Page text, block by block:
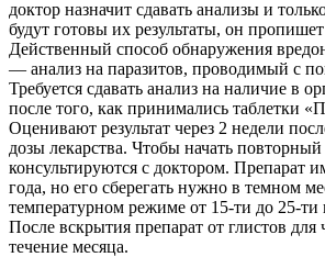
доктор назначит сдавать анализы и
будут готовы их результаты, он
Действенный способ обнаружения
— анализ на паразитов, проводимый с
Требуется сдавать анализ на наличие в
после того, как принимались таблетки
Оценивают результат через 2 недели
дозы лекарства. Чтобы начать повторный
консультируются с доктором. Препарат
года, но его сберегать нужно в темном
температурном режиме от 15-ти до 25-ти
После вскрытия препарат от глистов для
течение месяца.